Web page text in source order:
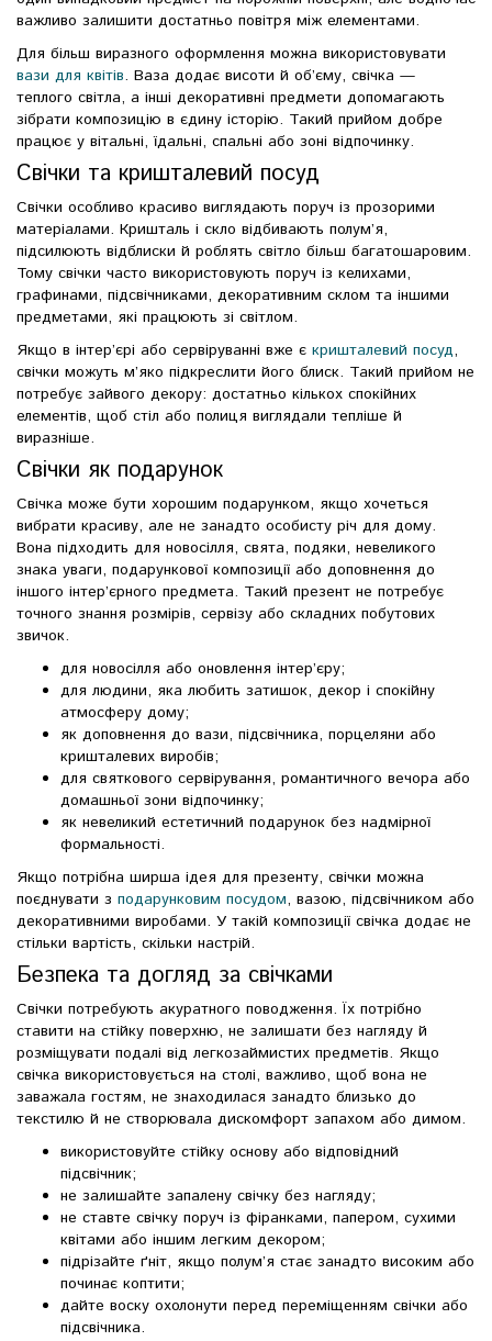
важливо залишити достатньо повітря між елементами.
Для більш виразного оформлення можна використовувати
вази для квітів. Ваза додає висоти й об’єму, свічка —
теплого світла, а інші декоративні предмети допомагають
зібрати композицію в єдину історію. Такий прийом добре
працює у вітальні, їдальні, спальні або зоні відпочинку.
Свічки та кришталевий посуд
Свічки особливо красиво виглядають поруч із прозорими
матеріалами. Кришталь і скло відбивають полум’я,
підсилюють відблиски й роблять світло більш багатошаровим.
Тому свічки часто використовують поруч із келихами,
графинами, підсвічниками, декоративним склом та іншими
предметами, які працюють зі світлом.
Якщо в інтер’єрі або сервіруванні вже є кришталевий посуд,
свічки можуть м’яко підкреслити його блиск. Такий прийом не
потребує зайвого декору: достатньо кількох спокійних
елементів, щоб стіл або полиця виглядали тепліше й
виразніше.
Свічки як подарунок
Свічка може бути хорошим подарунком, якщо хочеться
вибрати красиву, але не занадто особисту річ для дому.
Вона підходить для новосілля, свята, подяки, невеликого
знака уваги, подарункової композиції або доповнення до
іншого інтер’єрного предмета. Такий презент не потребує
точного знання розмірів, сервізу або складних побутових
звичок.
для новосілля або оновлення інтер’єру;
для людини, яка любить затишок, декор і спокійну
атмосферу дому;
як доповнення до вази, підсвічника, порцеляни або
кришталевих виробів;
для святкового сервірування, романтичного вечора або
домашньої зони відпочинку;
як невеликий естетичний подарунок без надмірної
формальності.
Якщо потрібна ширша ідея для презенту, свічки можна
поєднувати з подарунковим посудом, вазою, підсвічником або
декоративними виробами. У такій композиції свічка додає не
стільки вартість, скільки настрій.
Безпека та догляд за свічками
Свічки потребують акуратного поводження. Їх потрібно
ставити на стійку поверхню, не залишати без нагляду й
розміщувати подалі від легкозаймистих предметів. Якщо
свічка використовується на столі, важливо, щоб вона не
заважала гостям, не знаходилася занадто близько до
текстилю й не створювала дискомфорт запахом або димом.
використовуйте стійку основу або відповідний
підсвічник;
не залишайте запалену свічку без нагляду;
не ставте свічку поруч із фіранками, папером, сухими
квітами або іншим легким декором;
підрізайте ґніт, якщо полум’я стає занадто високим або
починає коптити;
дайте воску охолонути перед переміщенням свічки або
підсвічника.